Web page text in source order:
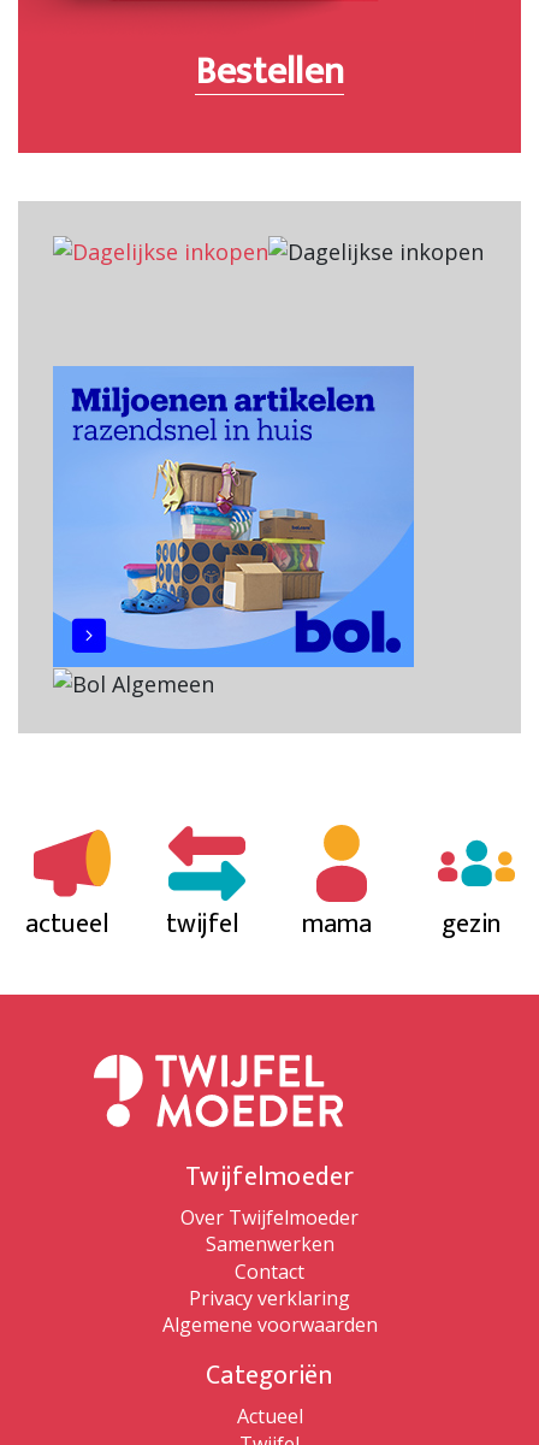
Bestellen
actueel twijfel mama gezin
Twijfelmoeder
Over Twijfelmoeder
Samenwerken
Contact
Privacy verklaring
Algemene voorwaarden
Categoriën
Actueel